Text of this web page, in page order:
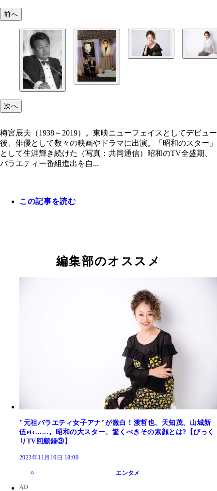
和のスター」として生涯輝き続けた（写真：共同
南さんと梅宮さんのふたりが発起人となり盟友・
昭和・平成・令和を駆け抜けてきた名司会者・南
前へ
次へ
梅宮辰夫（1938～2019）。東映ニューフェイスとしてデビュー
後、俳優として数々の映画やドラマに出演。「昭和のスター」
として生涯輝き続けた（写真：共同通信）昭和のTV全盛期、
バラエティー番組進出を自...
この記事を読む
編集部のオススメ
"元祖バラエティ女子アナ"が激白！渡哲也、天知茂、山城新
伍etc......。昭和の大スター、驚くべきその素顔とは?【びっく
りTV回顧録③】
2023年11月16日 18:00
エンタメ